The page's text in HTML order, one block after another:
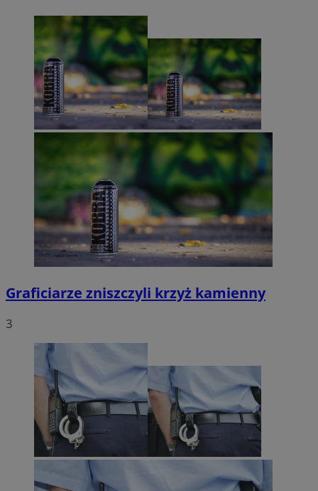
Graficiarze zniszczyli krzyż kamienny
3